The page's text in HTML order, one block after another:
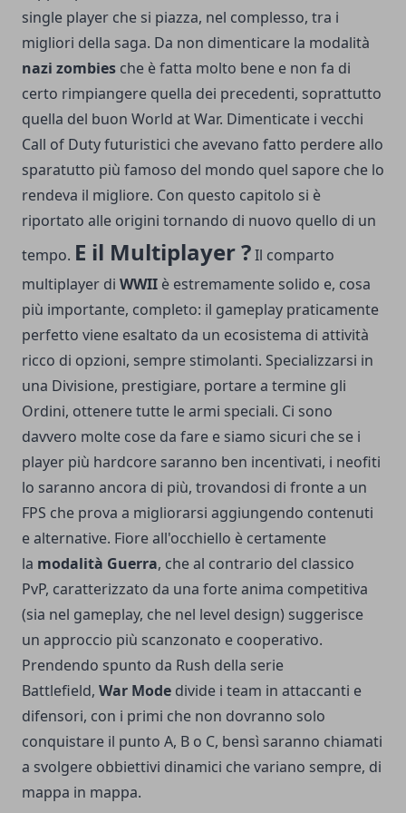
single player che si piazza, nel complesso, tra i
migliori della saga. Da non dimenticare la modalità
nazi zombies che è fatta molto bene e non fa di
certo rimpiangere quella dei precedenti, soprattutto
quella del buon World at War. Dimenticate i vecchi
Call of Duty futuristici che avevano fatto perdere allo
sparatutto più famoso del mondo quel sapore che lo
rendeva il migliore. Con questo capitolo si è
riportato alle origini tornando di nuovo quello di un
tempo. E il Multiplayer ?Il comparto
multiplayer di WWII è estremamente solido e, cosa
più importante, completo: il gameplay praticamente
perfetto viene esaltato da un ecosistema di attività
ricco di opzioni, sempre stimolanti. Specializzarsi in
una Divisione, prestigiare, portare a termine gli
Ordini, ottenere tutte le armi speciali. Ci sono
davvero molte cose da fare e siamo sicuri che se i
player più hardcore saranno ben incentivati, i neofiti
lo saranno ancora di più, trovandosi di fronte a un
FPS che prova a migliorarsi aggiungendo contenuti
e alternative. Fiore all'occhiello è certamente
la modalità Guerra, che al contrario del classico
PvP, caratterizzato da una forte anima competitiva
(sia nel gameplay, che nel level design) suggerisce
un approccio più scanzonato e cooperativo.
Prendendo spunto da Rush della serie
Battlefield, War Mode divide i team in attaccanti e
difensori, con i primi che non dovranno solo
conquistare il punto A, B o C, bensì saranno chiamati
a svolgere obbiettivi dinamici che variano sempre, di
mappa in mappa.